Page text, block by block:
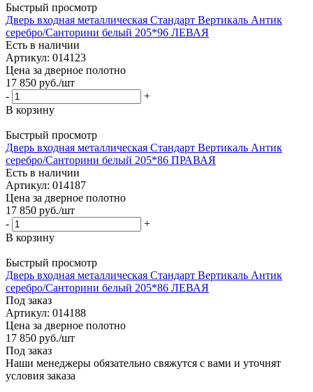
Быстрый просмотр
Дверь входная металлическая Стандарт Вертикаль Антик
серебро/Санторини белый 205*96 ЛЕВАЯ
Есть в наличии
Артикул: 014123
Цена за дверное полотно
17 850 руб./шт
-
+
В корзину
Быстрый просмотр
Дверь входная металлическая Стандарт Вертикаль Антик
серебро/Санторини белый 205*86 ПРАВАЯ
Есть в наличии
Артикул: 014187
Цена за дверное полотно
17 850 руб./шт
-
+
В корзину
Быстрый просмотр
Дверь входная металлическая Стандарт Вертикаль Антик
серебро/Санторини белый 205*86 ЛЕВАЯ
Под заказ
Артикул: 014188
Цена за дверное полотно
17 850 руб./шт
Под заказ
Наши менеджеры обязательно свяжутся с вами и уточнят
условия заказа